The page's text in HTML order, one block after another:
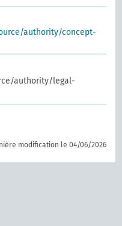
authority/concept-
authority/legal-
modification le 04/06/2026